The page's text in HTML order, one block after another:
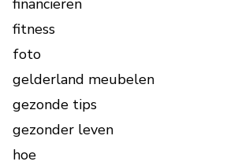
fitness
foto
gelderland meubelen
gezonde tips
gezonder leven
hoe